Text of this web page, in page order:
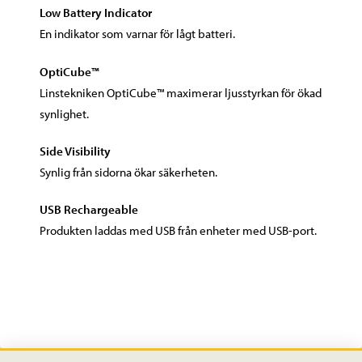
Low Battery Indicator
En indikator som varnar för lågt batteri.
OptiCube™
Linstekniken OptiCube™ maximerar ljusstyrkan för ökad
synlighet.
Side Visibility
Synlig från sidorna ökar säkerheten.
USB Rechargeable
Produkten laddas med USB från enheter med USB-port.